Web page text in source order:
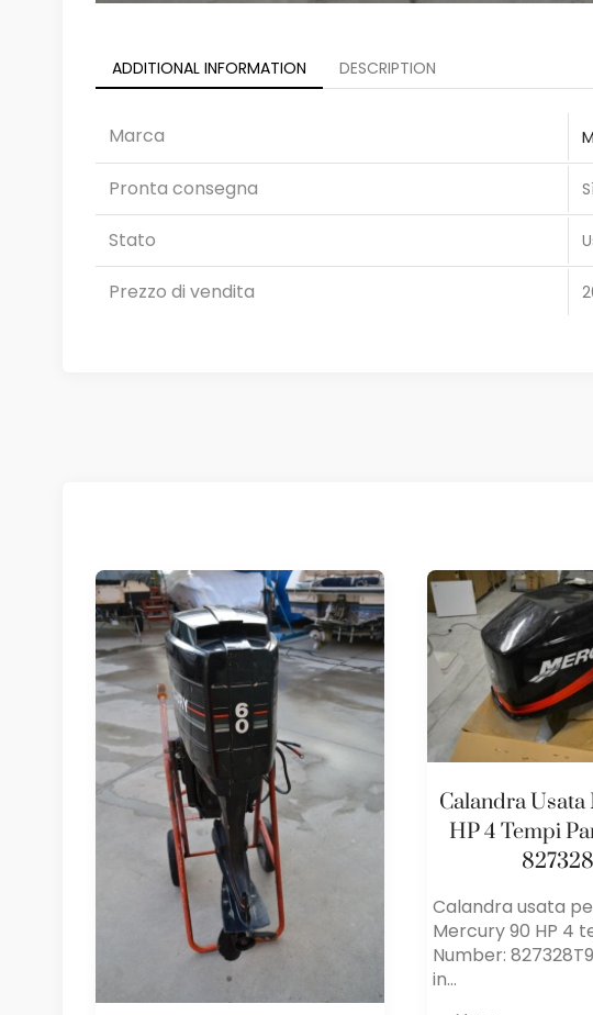
ADDITIONAL INFORMATION DESCRIPTION
Marca
Pronta consegna
Stato
Prezzo di vendita
Calandra
HP 4 Tempi
Calandra usata
Mercury 90 HP 4
Number:
in...